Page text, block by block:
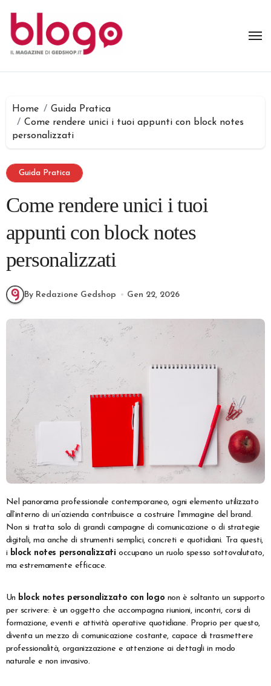
contenuto
Home
Guida Pratica
Come rendere unici i tuoi appunti con block notes
personalizzati
Guida Pratica
Come rendere unici i tuoi
appunti con block notes
personalizzati
By Redazione Gedshop Gen 22, 2026
Nel panorama professionale contemporaneo, ogni elemento utilizzato
all’interno di un’azienda contribuisce a costruire l’immagine del brand.
Non si tratta solo di grandi campagne di comunicazione o di strategie
digitali, ma anche di strumenti semplici, concreti e quotidiani. Tra questi,
i block notes personalizzati occupano un ruolo spesso sottovalutato,
ma estremamente efficace.
Un block notes personalizzato con logo non è soltanto un supporto
per scrivere: è un oggetto che accompagna riunioni, incontri, corsi di
formazione, eventi e attività operative quotidiane. Proprio per questo,
diventa un mezzo di comunicazione costante, capace di trasmettere
professionalità, organizzazione e attenzione ai dettagli in modo
naturale e non invasivo.